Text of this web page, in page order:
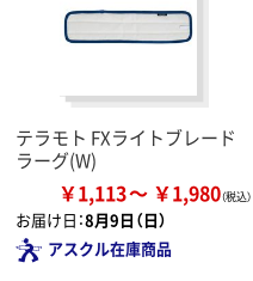
テラモト FXライトブレード
ラーグ(W)
￥1,113 ￥1,980
お届け日：8月9日（日）
アスクル在庫商品